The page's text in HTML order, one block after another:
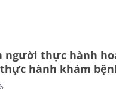
người thực hành
hành khám